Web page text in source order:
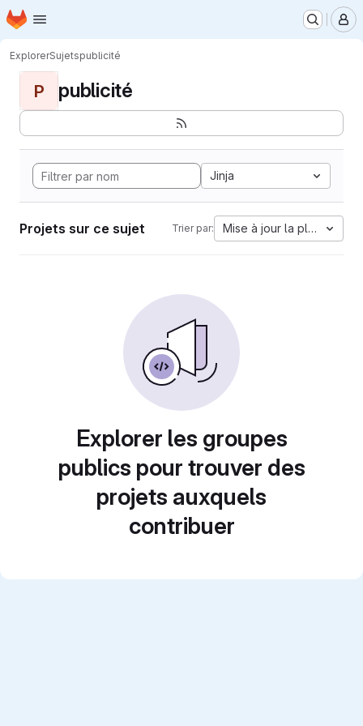
Passer au contenu principal
Page d'accueil
ExplorerSujetspublicité
P publicité
Jinja
Projets sur ce sujet Trier par: Mise à jour la plus
Explorer les groupes
publics pour trouver des
projets auxquels
contribuer